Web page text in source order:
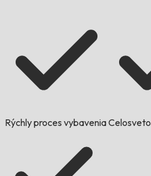
Rýchly proces vybavenia